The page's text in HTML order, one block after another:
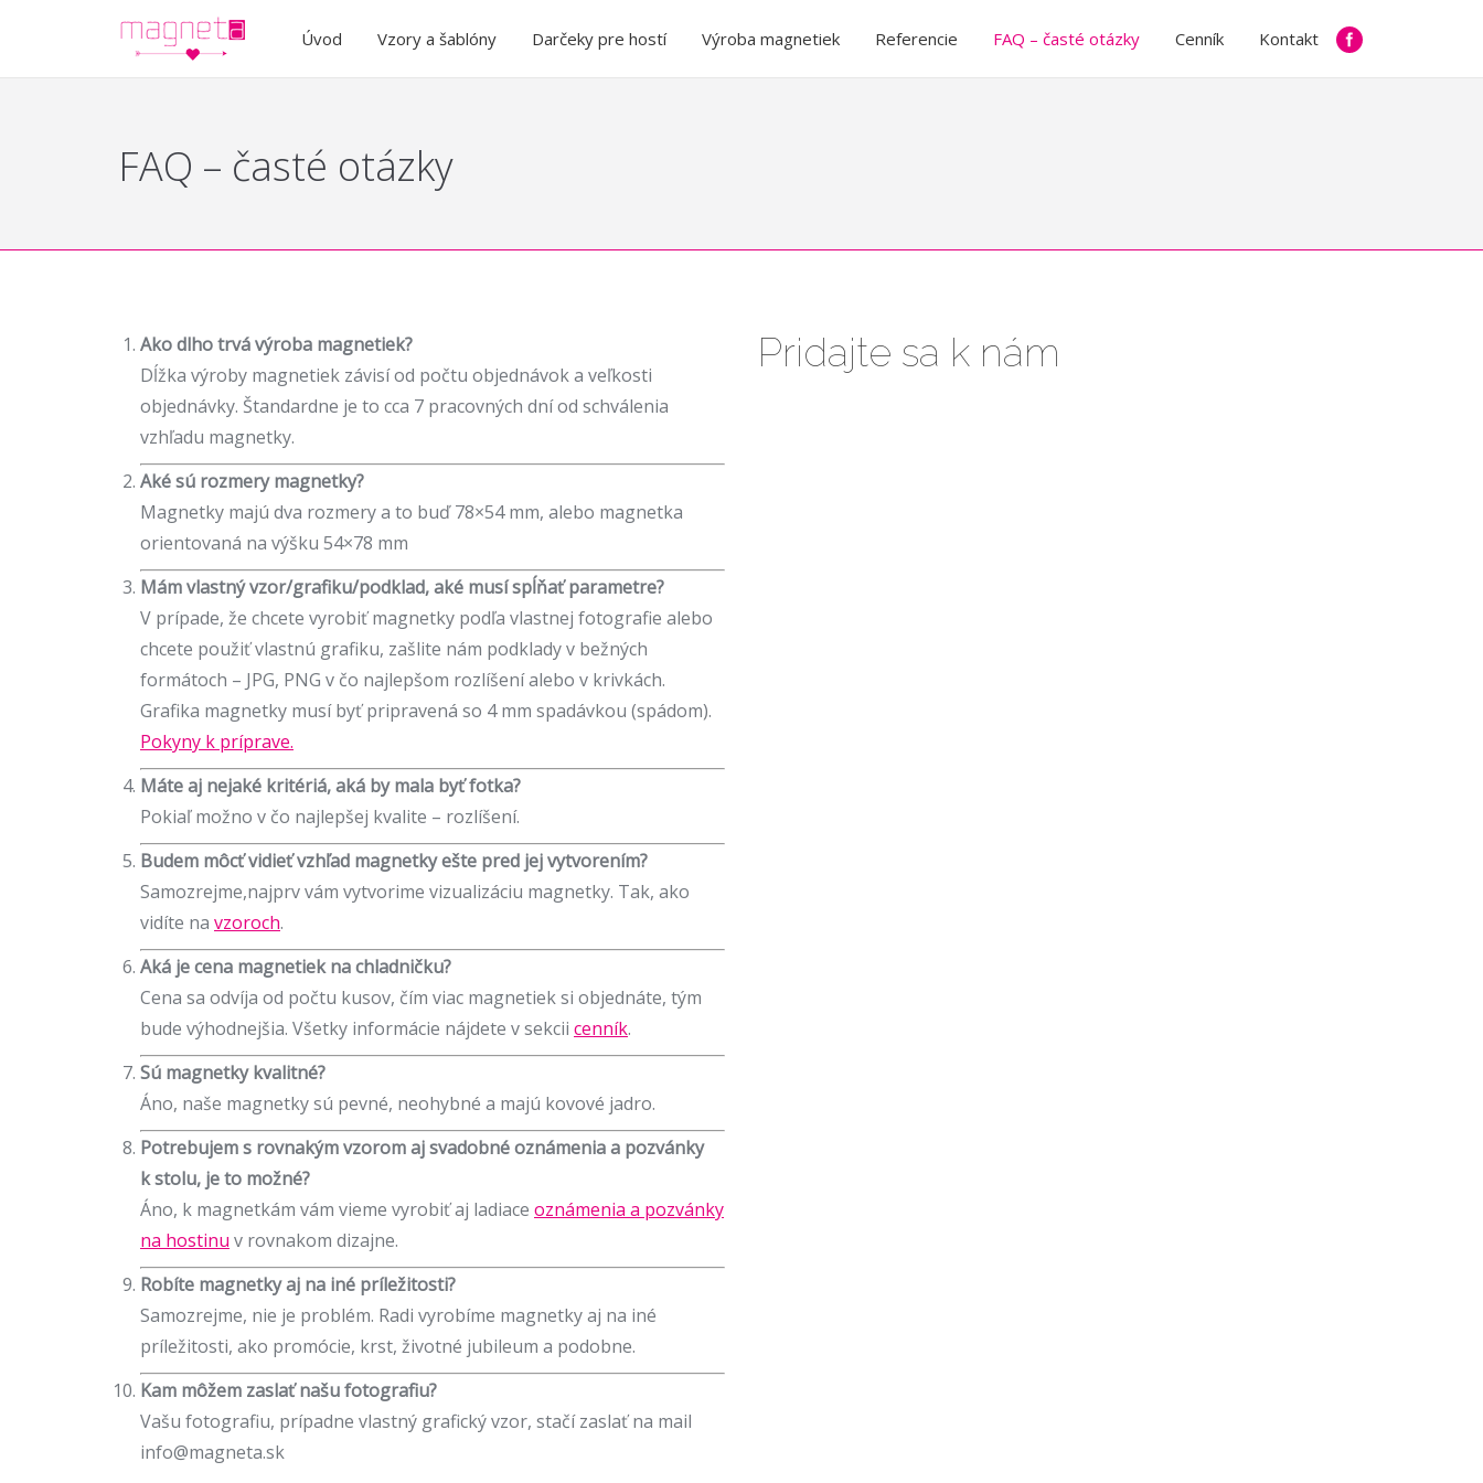
Úvod Vzory a šablóny Darčeky pre hostí Výroba magnetiek Referencie FAQ – časté otázky Cenník Kontakt
FAQ – časté otázky
Ako dlho trvá výroba magnetiek?
Dĺžka výroby magnetiek závisí od počtu objednávok a veľkosti
objednávky. Štandardne je to cca 7 pracovných dní od schválenia
vzhľadu magnetky.
Aké sú rozmery magnetky?
Magnetky majú dva rozmery a to buď 78×54 mm, alebo magnetka
orientovaná na výšku 54×78 mm
Mám vlastný vzor/grafiku/podklad, aké musí spĺňať parametre?
V prípade, že chcete vyrobiť magnetky podľa vlastnej fotografie alebo
chcete použiť vlastnú grafiku, zašlite nám podklady v bežných
formátoch – JPG, PNG v čo najlepšom rozlíšení alebo v krivkách.
Grafika magnetky musí byť pripravená so 4 mm spadávkou (spádom).
Pokyny k príprave.
Máte aj nejaké kritériá, aká by mala byť fotka?
Pokiaľ možno v čo najlepšej kvalite – rozlíšení.
Budem môcť vidieť vzhľad magnetky ešte pred jej vytvorením?
Samozrejme,najprv vám vytvorime vizualizáciu magnetky. Tak, ako
vidíte na vzoroch.
Aká je cena magnetiek na chladničku?
Cena sa odvíja od počtu kusov, čím viac magnetiek si objednáte, tým
bude výhodnejšia. Všetky informácie nájdete v sekcii cenník.
Sú magnetky kvalitné?
Áno, naše magnetky sú pevné, neohybné a majú kovové jadro.
Potrebujem s rovnakým vzorom aj svadobné oznámenia a pozvánky
k stolu, je to možné?
Áno, k magnetkám vám vieme vyrobiť aj ladiace oznámenia a pozvánky
na hostinu v rovnakom dizajne.
Robíte magnetky aj na iné príležitosti?
Samozrejme, nie je problém. Radi vyrobíme magnetky aj na iné
príležitosti, ako promócie, krst, životné jubileum a podobne.
Kam môžem zaslať našu fotografiu?
Vašu fotografiu, prípadne vlastný grafický vzor, stačí zaslať na mail
info@magneta.sk
Pridajte sa k nám